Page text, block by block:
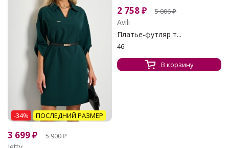
-34% ПОСЛЕДНИЙ РАЗМЕР
3 699₽ 5 900₽
2 758₽ 5 006₽
Avili
Платье-футляр т...
46
В корзину